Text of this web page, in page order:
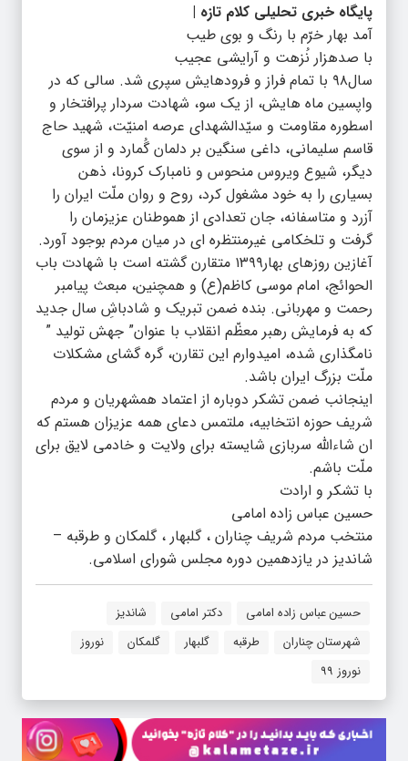
پایگاه خبری تحلیلی کلام تازه |
آمد بهار خرّم با رنگ و بوی طیب
با صدهزار نُزهت و آرایشی عجیب
سال۹۸ با تمام فراز و فرودهایش سپری شد. سالی که در
واپسین ماه هایش، از یک سو، شهادت سردار پرافتخار و
اسطوره مقاومت و سیّدالشهدای عرصه امنیّت، شهید حاج
قاسم سلیمانی، داغی سنگین بر دلمان گُمارد و از سوی
دیگر، شیوع ویروس منحوس و نامبارک کرونا، ذهن
بسیاری را به خود مشغول کرد، روح و روان ملّت ایران را
آزرد و متاسفانه، جان تعدادی از هموطنان عزیزمان را
گرفت و تلخکامی غیرمنتظره ای در میان مردم بوجود آورد.
آغازین روزهای بهار۱۳۹۹ متقارن گشته است با شهادت باب
الحوائج، امام موسی کاظم(ع) و همچنین، مبعث پیامبر
رحمت و مهربانی. بنده ضمن تبریک و شادباشِ سال جدید
که به فرمایش رهبر معظّم انقلاب با عنوان” جهش تولید ”
نامگذاری شده، امیدوارم این تقارن، گره گشای مشکلات
ملّت بزرگ ایران باشد.
اینجانب ضمن تشکر دوباره از اعتماد همشهریان و مردم
شریف حوزه انتخابیه، ملتمس دعای همه عزیزان هستم که
ان شاءالله سربازی شایسته برای ولایت و خادمی لایق برای
ملّت باشم.
با تشکر و ارادت
حسین عباس زاده امامی
منتخب مردم شریف چناران ، گلبهار ، گلمکان و طرقبه –
شاندیز در یازدهمین دوره مجلس شورای اسلامی.
حسین عباس زاده امامی دکتر امامی
شاندیز
شهرستان چناران
طرقبه گلبهار گلمکان
نوروز
نوروز 99